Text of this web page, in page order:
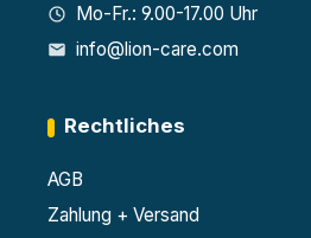
Mo-Fr.: 9.00-17.00 Uhr
info@lion-care.com
Rechtliches
AGB
Zahlung + Versand